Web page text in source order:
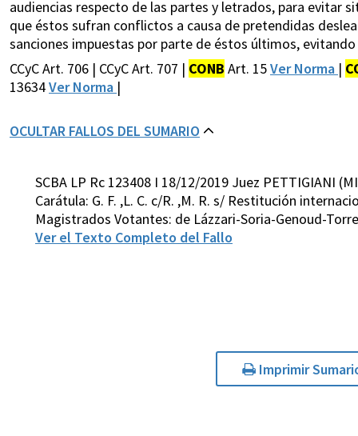
audiencias respecto de las partes y letrados, para evitar
que éstos sufran conflictos a causa de pretendidas
sanciones impuestas por parte de éstos últimos,
CCyC Art. 706 | CCyC Art. 707 | CONB Art. 15Ver Norma |
13634Ver Norma |
OCULTAR FALLOS DEL SUMARIO
SCBA LP Rc 123408 I 18/12/2019 Juez PETTIGIANI
Carátula: G. F. ,L. C. c/R. ,M. R. s/ Restitución
Magistrados Votantes: de Lázzari-Soria-Genoud-
Ver el Texto Completo del Fallo
Imprimir